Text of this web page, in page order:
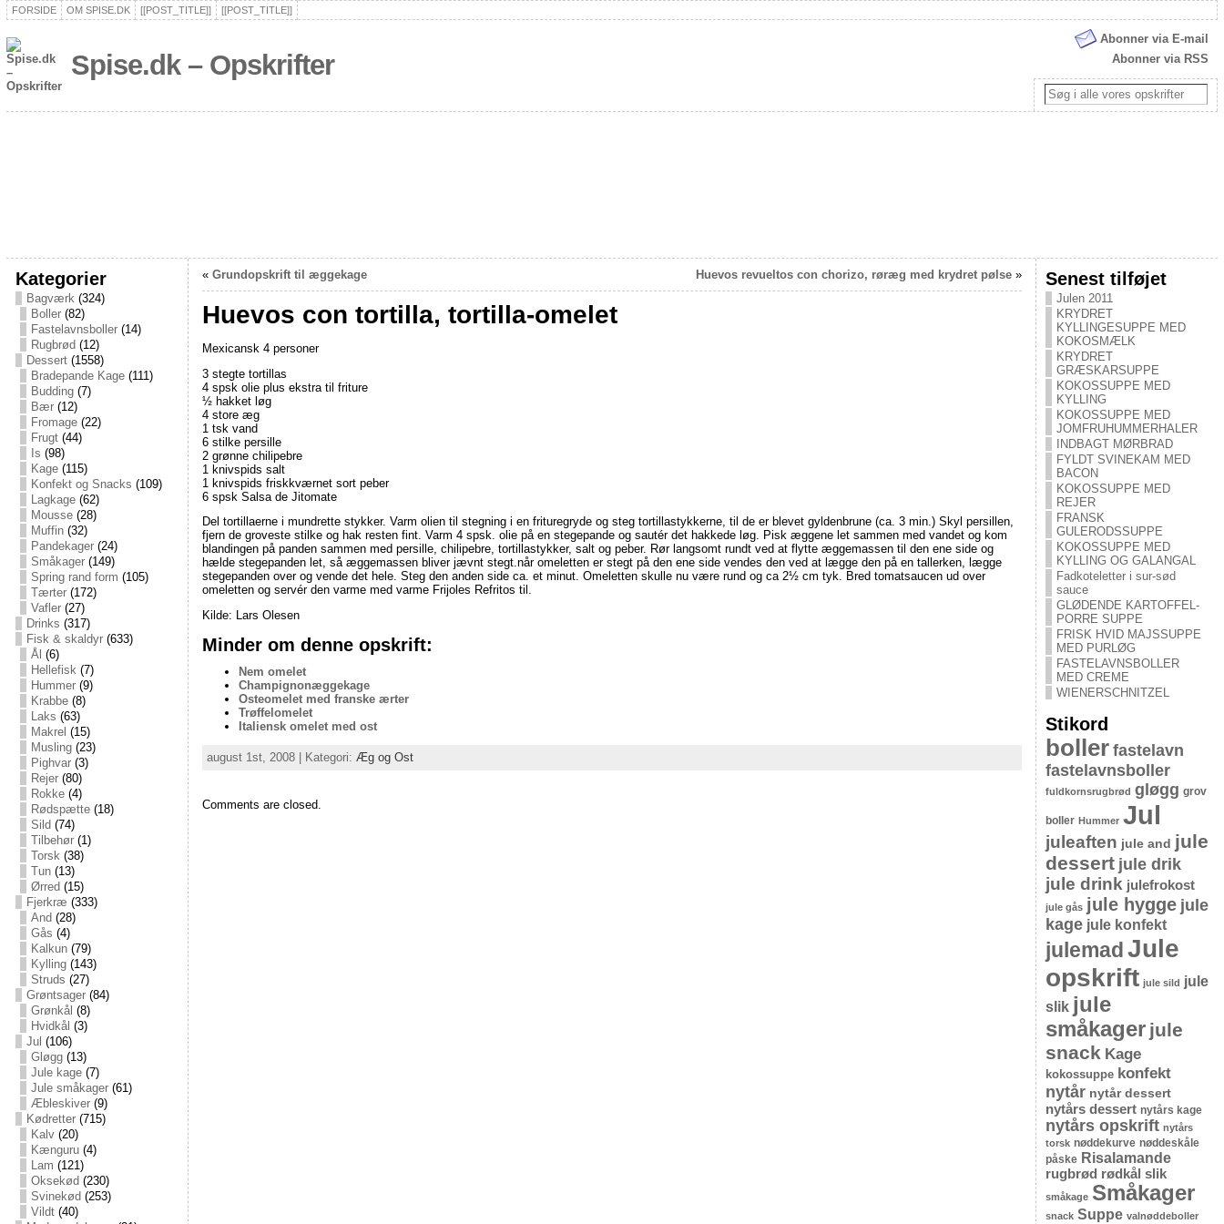
FORSIDE OM SPISE.DK [[POST_TITLE]] [[POST_TITLE]]
Spise.dk – Opskrifter
Abonner via E-mail
Abonner via RSS
Kategorier
Bagværk(324)
Boller(82)
Fastelavnsboller(14)
Rugbrød (12)
Dessert(1558)
Bradepande Kage(111)
Budding(7)
Bær(12)
Fromage(22)
Frugt(44)
Is (98)
Kage(115)
Konfekt og Snacks (109)
Lagkage(62)
Mousse(28)
Muffin(32)
Pandekager(24)
Småkager(149)
Spring rand form (105)
Tærter(172)
Vafler(27)
Drinks (317)
Fisk & skaldyr(633)
Ål (6)
Hellefisk(7)
Hummer(9)
Krabbe(8)
Laks (63)
Makrel (15)
Musling(23)
Pighvar(3)
Rejer(80)
Rokke(4)
Rødspætte(18)
Sild (74)
Tilbehør(1)
Torsk(38)
Tun(13)
Ørred (15)
Fjerkræ (333)
And (28)
Gås (4)
Kalkun(79)
Kylling(143)
Struds (27)
Grøntsager(84)
Grønkål (8)
Hvidkål (3)
Jul (106)
Gløgg(13)
Jule kage(7)
Jule småkager(61)
Æbleskiver(9)
Kødretter(715)
Kalv(20)
Kænguru(4)
Lam (121)
Oksekød (230)
Svinekød (253)
Vildt(40)
« Grundopskrift til æggekage Huevos revueltos con chorizo, røræg med krydret pølse»
Huevos con tortilla, tortilla-omelet
Mexicansk 4 personer
3 stegte tortillas
4 spsk olie plus ekstra til friture
½ hakket løg
4 store æg
1 tsk vand
6 stilke persille
2 grønne chilipebre
1 knivspids salt
1 knivspids friskkværnet sort peber
6 spsk Salsa de Jitomate
Del tortillaerne i mundrette stykker. Varm olien til stegning i en frituregryde og steg tortillastykkerne, til de er blevet gyldenbrune (ca. 3 min.) Skyl persillen,
fjern de groveste stilke og hak resten fint. Varm 4 spsk. olie på en stegepande og sautér det hakkede løg. Pisk æggene let sammen med vandet og kom
blandingen på panden sammen med persille, chilipebre, tortillastykker, salt og peber. Rør langsomt rundt ved at flytte æggemassen til den ene side og
hælde stegepanden let, så æggemassen bliver jævnt stegt.når omeletten er stegt på den ene side vendes den ved at lægge den på en tallerken, lægge
stegepanden over og vende det hele. Steg den anden side ca. et minut. Omeletten skulle nu være rund og ca 2½ cm tyk. Bred tomatsaucen ud over
omeletten og servér den varme med varme Frijoles Refritos til.
Kilde: Lars Olesen
Minder om denne opskrift:
Nem omelet
Champignonæggekage
Osteomelet med franske ærter
Trøffelomelet
Italiensk omelet med ost
august 1st, 2008 | Kategori: Æg og Ost
Comments are closed.
Senest tilføjet
Julen 2011
KRYDRET
KYLLINGESUPPE MED
KOKOSMÆLK
KRYDRET
GRÆSKARSUPPE
KOKOSSUPPE MED
KYLLING
KOKOSSUPPE MED
JOMFRUHUMMERHALER
INDBAGT MØRBRAD
FYLDT SVINEKAM MED
BACON
KOKOSSUPPE MED
REJER
FRANSK
GULERODSSUPPE
KOKOSSUPPE MED
KYLLING OG GALANGAL
Fadkoteletter i sur-sød
sauce
GLØDENDE KARTOFFEL-
PORRE SUPPE
FRISK HVID MAJSSUPPE
MED PURLØG
FASTELAVNSBOLLER
MED CREME
WIENERSCHNITZEL
Stikord
boller fastelavn
fastelavnsboller
fuldkornsrugbrød gløgg grov
boller Hummer Jul
juleaften jule and jule
dessert jule drik
jule drink julefrokost
jule gås jule hygge jule
kage jule konfekt
julemad Jule
opskrift jule sild jule
slik jule
småkager jule
snack Kage
kokossuppe konfekt
nytår nytår dessert
nytårs dessert nytårs kage
nytårs opskrift nytårs
torsk nøddekurve nøddeskåle
påske Risalamande
rugbrød rødkål slik
småkage Småkager
snack Suppe valnøddeboller